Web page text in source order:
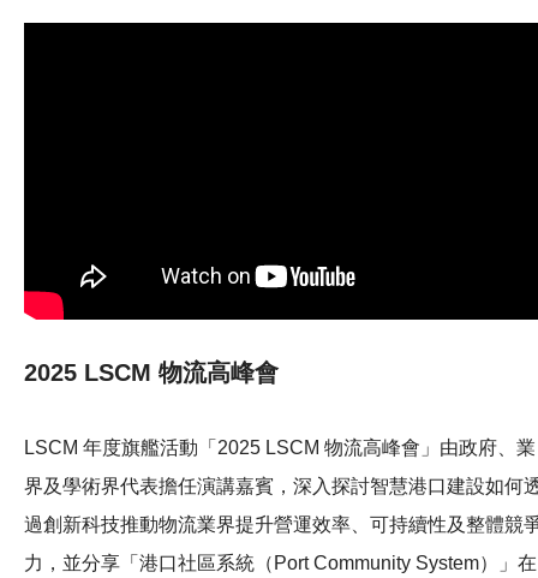
2025 LSCM 物流高峰會
LSCM 年度旗艦活動「2025 LSCM 物流高峰會」由政府、業
界及學術界代表擔任演講嘉賓，深入探討智慧港口建設如何
過創新科技推動物流業界提升營運效率、可持續性及整體競
力，並分享「港口社區系統（Port Community System）」在